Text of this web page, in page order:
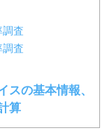
査
査
スの基本情報、
算